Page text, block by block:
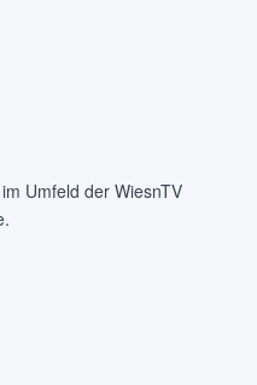
Umfeld der WiesnTV